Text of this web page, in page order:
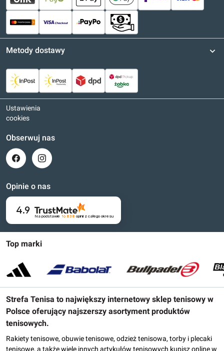
Top marki
Strefa Tenisa to największy internetowy sklep tenisowy w
Polsce oferujący najszerszy asortyment produktów
tenisowych.
Rakiety tenisowe, obuwie tenisowe, odzież tenisowa, torby i plecaki
tenisowe, a także wiele innych artykułów tenisowych kupisz online w
Metody dostawy
Ustawienia
cookies
Obserwuj nas
Opinie o nas
4.9
Na podstawie 16 838 opinii z całego okresu